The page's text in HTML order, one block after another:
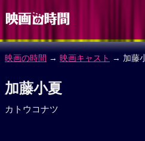
映画の時間 → 映画キャスト → 加藤
加藤小夏
カトウコナツ